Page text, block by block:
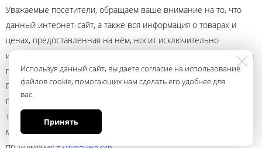
Используя данный сайт, вы даете согласие на использование
файлов cookie, помогающих нам сделать его удобнее для
вас.
Принять
Уважаемые посетители, обращаем ваше внимание на то, что
данный интернет-сайт, а также вся информация о товарах и
ценах, предоставленная на нём, носит исключительно
информационный характер и ни при каких условиях не является
публичной офертой, определяемой положениями Статьи 437
Гражданского кодекса Российской Федерации. Для получения
подробной информации о наличии и стоимости указанных
товаров и (или) услуг, пожалуйста, обращайтесь к менеджеру
магазина с помощью электронной почты andrey@ural.audio или